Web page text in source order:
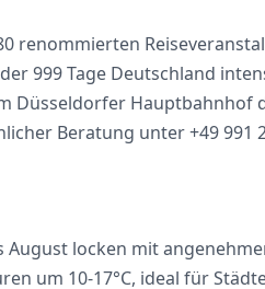
renommierten
999 Tage Deutschland
Düsseldorfer
Beratung unter +49 991
locken mit
um 10-17°C, ideal für